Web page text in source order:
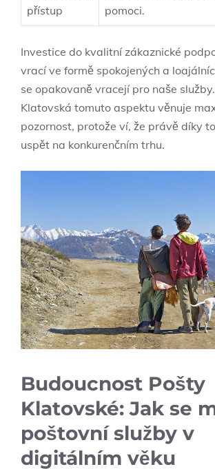
přístup
pomoci.
Investice do kvalitní zákaznické
vrací ve formě spokojených a
se opakovaně vracejí pro naše
Klatovská tomuto aspektu věnuje
pozornost, protože ví, že právě díky
uspět na konkurenčním trhu.
Budoucnost Pošty
Klatovské: Jak se
poštovní služby v
digitálním věku